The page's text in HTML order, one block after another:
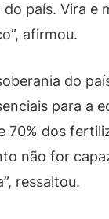
país. Vira e
afirmou.
do
para a
70% dos
não for
ressaltou.